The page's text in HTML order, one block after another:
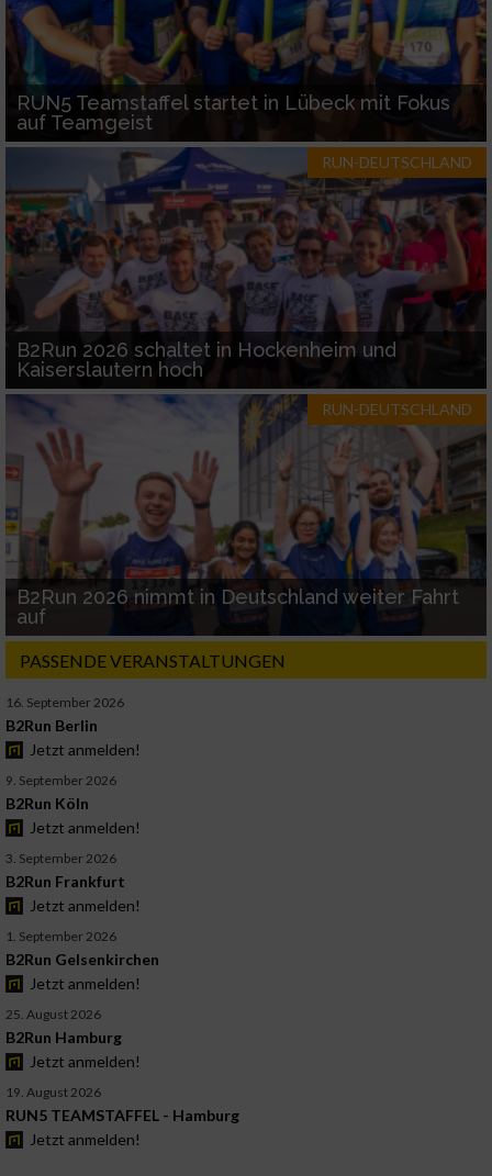
RUN5 Teamstaffel startet in Lübeck mit Fokus
auf Teamgeist
RUN-DEUTSCHLAND
B2Run 2026 schaltet in Hockenheim und
Kaiserslautern hoch
RUN-DEUTSCHLAND
B2Run 2026 nimmt in Deutschland weiter Fahrt
auf
PASSENDE VERANSTALTUNGEN
16. September 2026
B2Run Berlin
Jetzt anmelden!
9. September 2026
B2Run Köln
Jetzt anmelden!
3. September 2026
B2Run Frankfurt
Jetzt anmelden!
1. September 2026
B2Run Gelsenkirchen
Jetzt anmelden!
25. August 2026
B2Run Hamburg
Jetzt anmelden!
19. August 2026
RUN5 TEAMSTAFFEL - Hamburg
Jetzt anmelden!